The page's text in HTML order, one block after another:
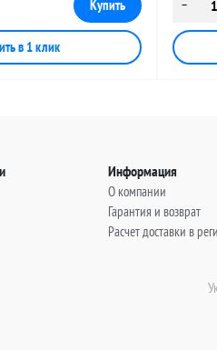
Информация
О компании
Гарантия и возврат
Расчет доставки в